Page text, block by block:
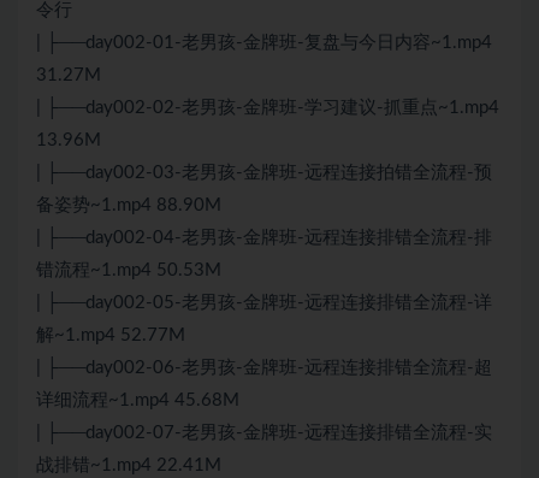
令行
| ├──day002-01-老男孩-金牌班-复盘与今日内容~1.mp4
31.27M
| ├──day002-02-老男孩-金牌班-学习建议-抓重点~1.mp4
13.96M
| ├──day002-03-老男孩-金牌班-远程连接拍错全流程-预
备姿势~1.mp4 88.90M
| ├──day002-04-老男孩-金牌班-远程连接排错全流程-排
错流程~1.mp4 50.53M
| ├──day002-05-老男孩-金牌班-远程连接排错全流程-详
解~1.mp4 52.77M
| ├──day002-06-老男孩-金牌班-远程连接排错全流程-超
详细流程~1.mp4 45.68M
| ├──day002-07-老男孩-金牌班-远程连接排错全流程-实
战排错~1.mp4 22.41M